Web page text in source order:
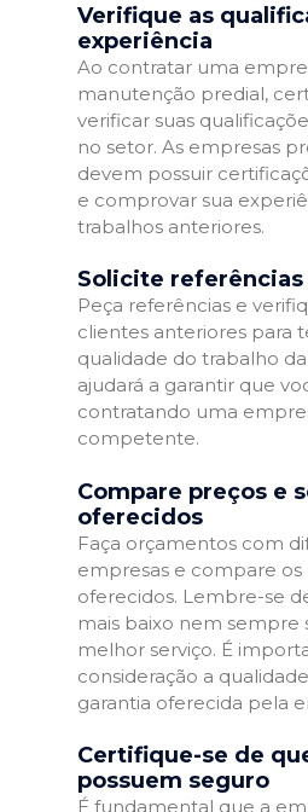
Verifique as
experiência
Ao contratar uma
manutenção predial,
verificar suas
no setor. As empresas
devem possuir
e comprovar sua
trabalhos anteriores.
Solicite referências
Peça referências e
clientes anteriores para
qualidade do trabalho
ajudará a garantir que
contratando uma
competente.
Compare preços e
oferecidos
Faça orçamentos com
empresas e compare os
oferecidos. Lembre-se
mais baixo nem sempre
melhor serviço. É
consideração a
garantia oferecida pela
Certifique-se de
possuem seguro
É fundamental que a